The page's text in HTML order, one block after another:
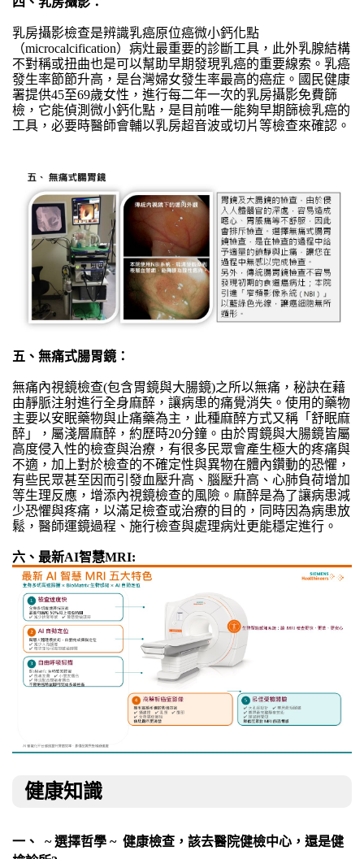
乳房攝影檢查是辨識乳癌原位癌微小鈣化點
（microcalcification）病灶最重要的診斷工具，此外乳腺結構
不對稱或扭曲也是可以幫助早期發現乳癌的重要線索。乳癌
發生率節節升高，是台灣婦女發生率最高的癌症。國民健康
署提供45至69歲女性，進行每二年一次的乳房攝影免費篩
檢，它能偵測微小鈣化點，是目前唯一能夠早期篩檢乳癌的
工具，必要時醫師會輔以乳房超音波或切片等檢查來確認。
五、無痛式腸胃鏡：
無痛內視鏡檢查(包含胃鏡與大腸鏡)之所以無痛，秘訣在藉
由靜脈注射進行全身麻醉，讓病患的痛覺消失。使用的藥物
主要以安眠藥物與止痛藥為主，此種麻醉方式又稱「舒眠麻
醉」，屬淺層麻醉，約歷時20分鐘。由於胃鏡與大腸鏡皆屬
高度侵入性的檢查與治療，有很多民眾會產生極大的疼痛與
不適，加上對於檢查的不確定性與異物在體內鑽動的恐懼，
有些民眾甚至因而引發血壓升高、腦壓升高、心肺負荷增加
等生理反應，增添內視鏡檢查的風險。麻醉是為了讓病患減
少恐懼與疼痛，以滿足檢查或治療的目的，同時因為病患放
鬆，醫師運鏡過程、施行檢查與處理病灶更能穩定進行。
六、最新AI智慧MRI:
健康知識
一、 ~ 選擇哲學 ~ 健康檢查，該去醫院健檢中心，還是健